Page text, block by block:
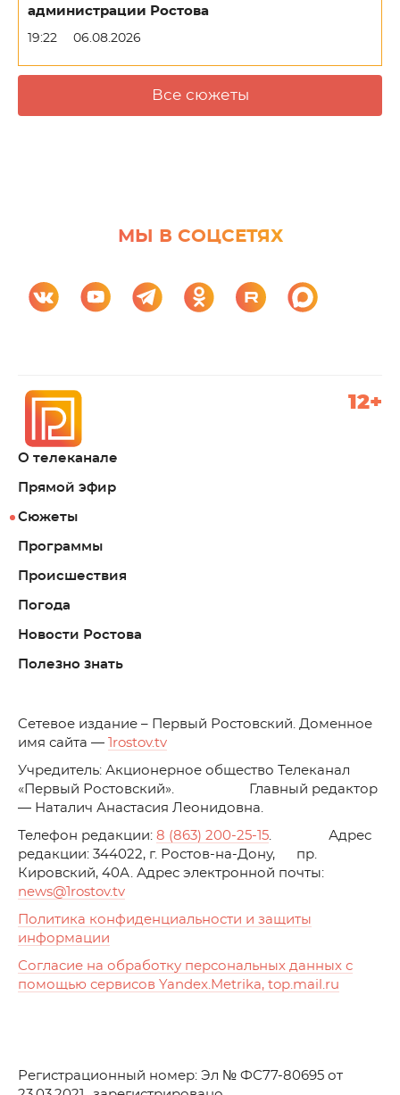
администрации Ростова
19:22 06.08.2026
Все сюжеты
МЫ В СОЦСЕТЯХ
О телеканале
Прямой эфир
Сюжеты
Программы
Происшествия
Погода
Новости Ростова
Полезно знать
12+
Cетевое издание – Первый Ростовский. Доменное
имя сайта —
1rostov.tv
Учредитель: Акционерное общество Телеканал
«Первый Ростовский». Главный редактор
— Наталич Анастасия Леонидовна.
Телефон редакции: 8 (863) 200-25-15. Адрес
редакции: 344022, г. Ростов-на-Дону, пр.
Кировский, 40А. Адрес электронной почты:
news@1rostov.tv
Политика конфиденциальности и защиты
информации
Согласие на обработку персональных данных с
помощью сервисов Yandex.Metrika, top.mail.ru
Регистрационный номер: Эл № ФС77-80695 от